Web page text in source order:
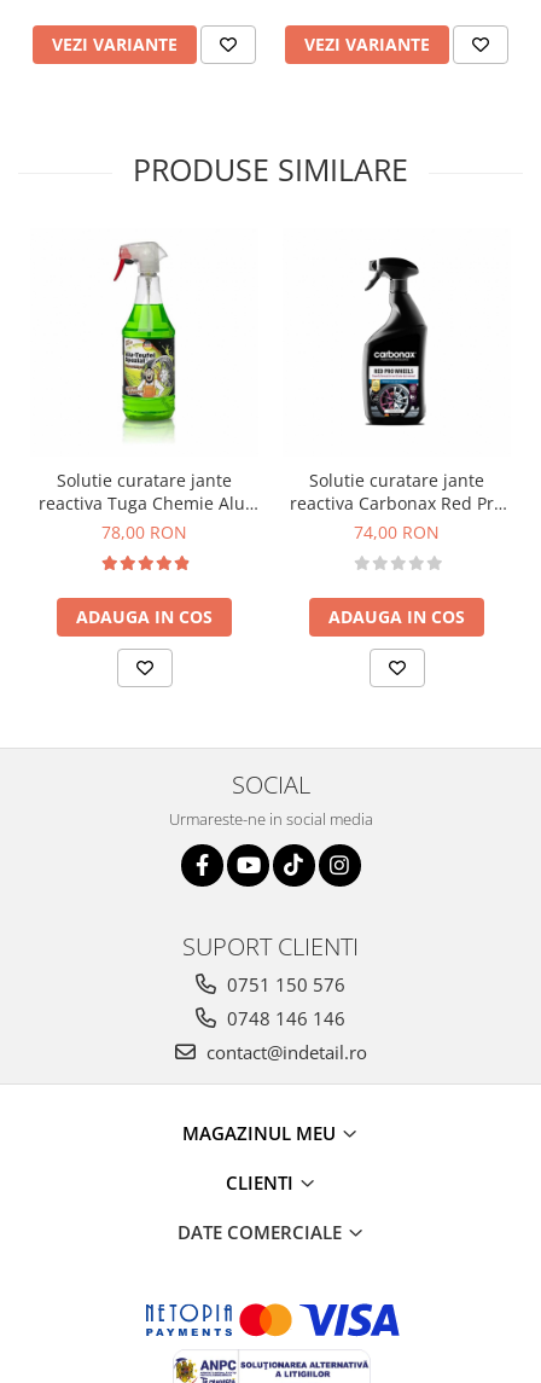
VEZI VARIANTE VEZI VARIANTE
PRODUSE SIMILARE
Solutie curatare jante
reactiva Tuga Chemie Alu-
Devil Special, 1L
78,00 RON
ADAUGA IN COS
Solutie curatare jante
reactiva Carbonax Red Pro
Wheels, 720ml
74,00 RON
ADAUGA IN COS
SOCIAL
Urmareste-ne in social media
SUPORT CLIENTI
0751 150 576
0748 146 146
contact@indetail.ro
MAGAZINUL MEU
CLIENTI
DATE COMERCIALE